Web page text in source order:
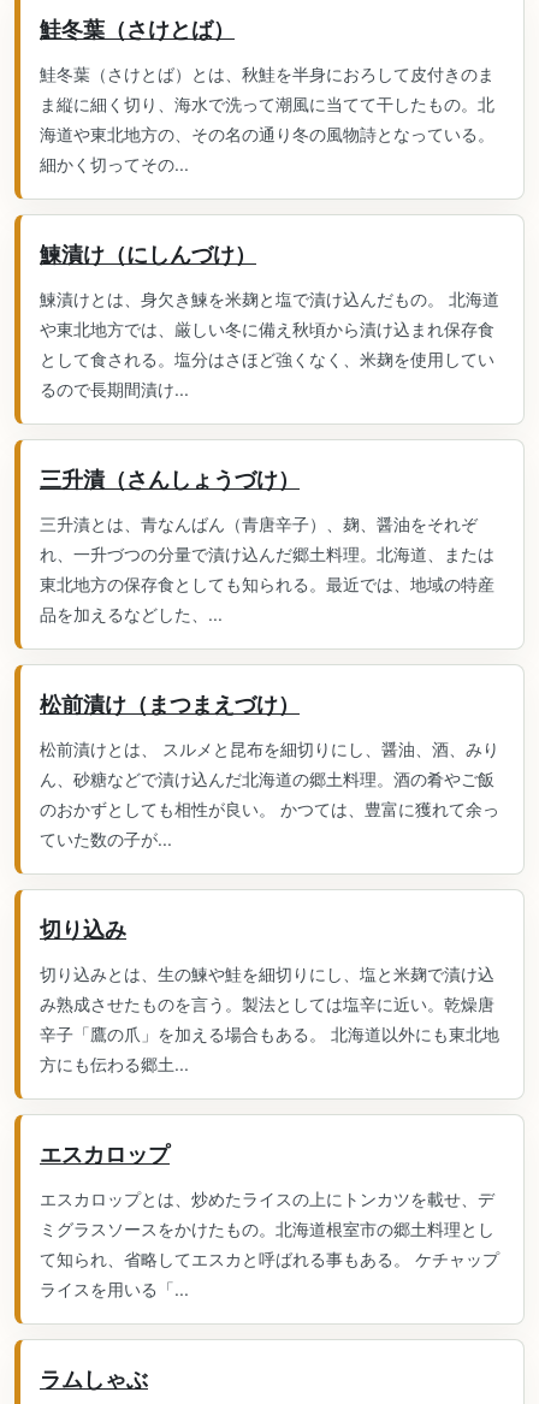
鮭冬葉（さけとば）
鮭冬葉（さけとば）とは、秋鮭を半身におろして皮付きのま
ま縦に細く切り、海水で洗って潮風に当てて干したもの。北
海道や東北地方の、その名の通り冬の風物詩となっている。
細かく切ってその...
鰊漬け（にしんづけ）
鰊漬けとは、身欠き鰊を米麹と塩で漬け込んだもの。 北海道
や東北地方では、厳しい冬に備え秋頃から漬け込まれ保存食
として食される。塩分はさほど強くなく、米麹を使用してい
るので長期間漬け...
三升漬（さんしょうづけ）
三升漬とは、青なんばん（青唐辛子）、麹、醤油をそれぞ
れ、一升づつの分量で漬け込んだ郷土料理。北海道、または
東北地方の保存食としても知られる。最近では、地域の特産
品を加えるなどした、...
松前漬け（まつまえづけ）
松前漬けとは、 スルメと昆布を細切りにし、醤油、酒、みり
ん、砂糖などで漬け込んだ北海道の郷土料理。酒の肴やご飯
のおかずとしても相性が良い。 かつては、豊富に獲れて余っ
ていた数の子が...
切り込み
切り込みとは、生の鰊や鮭を細切りにし、塩と米麹で漬け込
み熟成させたものを言う。製法としては塩辛に近い。乾燥唐
辛子「鷹の爪」を加える場合もある。 北海道以外にも東北地
方にも伝わる郷土...
エスカロップ
エスカロップとは、炒めたライスの上にトンカツを載せ、デ
ミグラスソースをかけたもの。北海道根室市の郷土料理とし
て知られ、省略してエスカと呼ばれる事もある。 ケチャップ
ライスを用いる「...
ラムしゃぶ